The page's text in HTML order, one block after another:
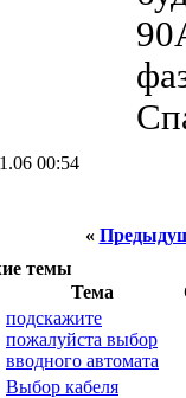
00:54
«
темы
Тема
подскажите
пожалуйста выбор
вводного автомата
Выбор кабеля